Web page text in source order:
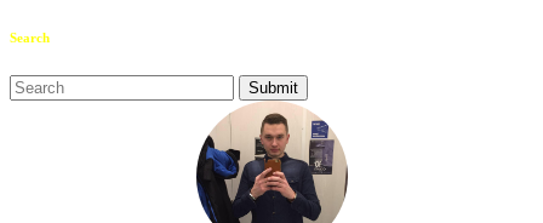
Search